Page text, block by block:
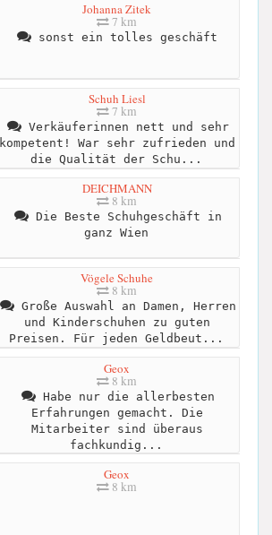
Johanna Zitek
7 km
sonst ein tolles geschäft
Schuh Liesl
7 km
Verkäuferinnen nett und sehr
kompetent! War sehr zufrieden und
die Qualität der Schu...
DEICHMANN
8 km
Die Beste Schuhgeschäft in
ganz Wien
Vögele Schuhe
8 km
Große Auswahl an Damen, Herren
und Kinderschuhen zu guten
Preisen. Für jeden Geldbeut...
Geox
8 km
Habe nur die allerbesten
Erfahrungen gemacht. Die
Mitarbeiter sind überaus
fachkundig...
Geox
8 km